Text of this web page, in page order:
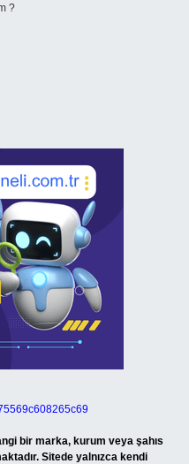
?
bir marka, kurum veya şahıs
Sitede yalnızca kendi